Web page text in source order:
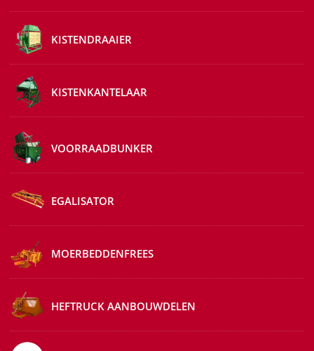
KISTENDRAAIER
KISTENKANTELAAR
VOORRAADBUNKER
EGALISATOR
MOERBEDDENFREES
HEFTRUCK AANBOUWDELEN